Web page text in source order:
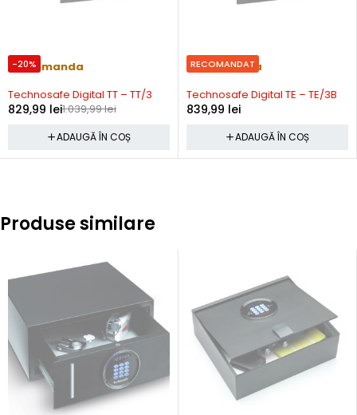
-20%
Precomanda
Technosafe Digital TT – TT/3
1.039,99lei
829,99 lei
ADAUGĂ ÎN COȘ
RECOMANDAT
Precomanda
Technosafe Digital TE – TE/3B
839,99 lei
ADAUGĂ ÎN COȘ
Produse similare